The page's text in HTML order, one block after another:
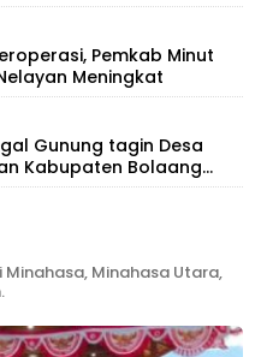
Pemkab Minut
Meningkat
Gunung tagin Desa
Kabupaten Bolaang
Lolotut Target
Minahasa Utara,